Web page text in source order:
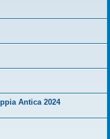
Antica 2024